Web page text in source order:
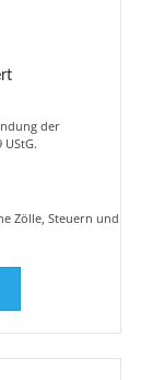
der
Zölle, Steuern und
Dieses
weist
mehrere
Varianten